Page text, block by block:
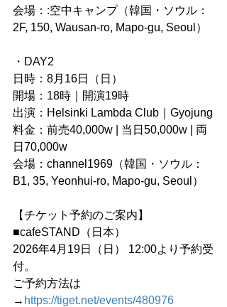
会場：:空中キャンプ（韓国・ソウル：
2F, 150, Wausan-ro, Mapo-gu, Seoul）
・DAY2
日時：8月16日（日）
開場：18時｜開演19時
出演：Helsinki Lambda Club｜Gyojung
料金：前売40,000w | 当日50,000w | 両
日70,000w
会場：channel1969（韓国・ソウル：
B1, 35, Yeonhui-ro, Mapo-gu, Seoul）
【チケット予約のご案内】
■cafeSTAND（日本）
2026年4月19日（日） 12:00より予約受
付。
ご予約方法は
→ https://tiget.net/events/480976